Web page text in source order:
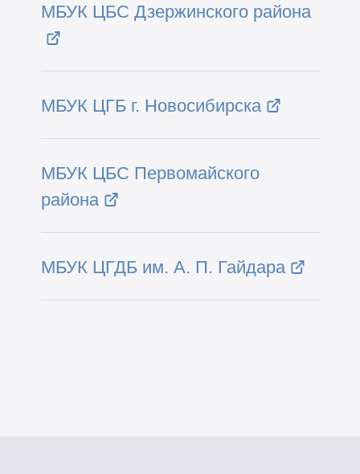
МБУК ЦБС Дзержинского района
МБУК ЦГБ г. Новосибирска
МБУК ЦБС Первомайского
района
МБУК ЦГДБ им. А. П. Гайдара